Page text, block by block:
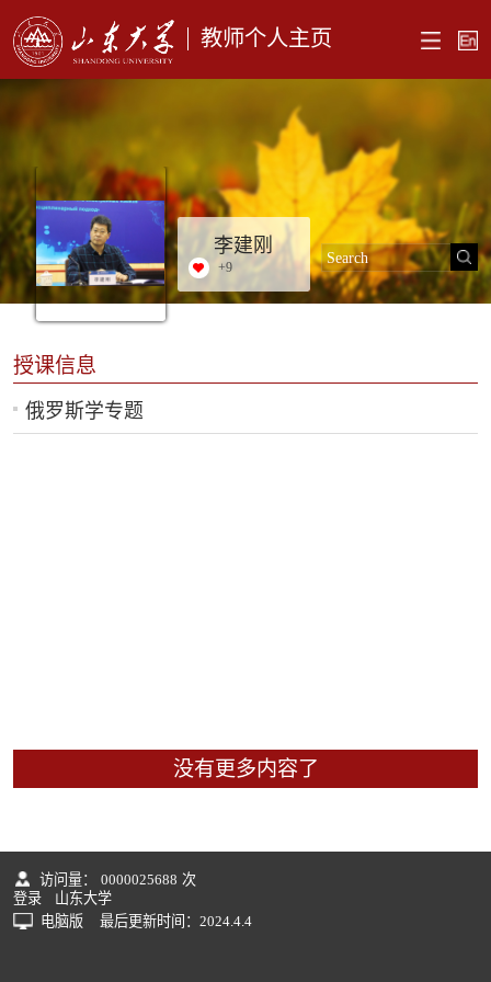
教师个人主页
李建刚
+9
授课信息
俄罗斯学专题
没有更多内容了
访问量： 0000025688 次
登录
山东大学
电脑版
最后更新时间： 2024. 4. 4